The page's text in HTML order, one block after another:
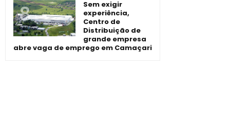
Sem exigir
experiência,
Centro de
Distribuição de
grande empresa
abre vaga de emprego em Camaçari